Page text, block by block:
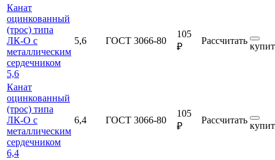
Канат
оцинкованный
(трос) типа
ЛК-О с
металлическим
сердечником
5,6
5,6 ГОСТ 3066-80
105
₽
Рассчитать
Канат
оцинкованный
(трос) типа
ЛК-О с
металлическим
сердечником
6,4
6,4 ГОСТ 3066-80
105
₽
Рассчитать